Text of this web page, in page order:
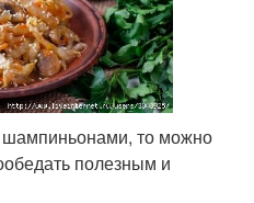
шампиньонами, то можно
полезным и